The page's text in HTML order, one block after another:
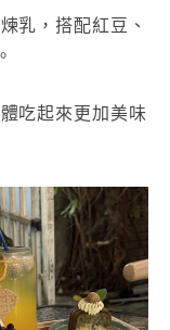
乳，搭配紅豆、
吃起來更加美味